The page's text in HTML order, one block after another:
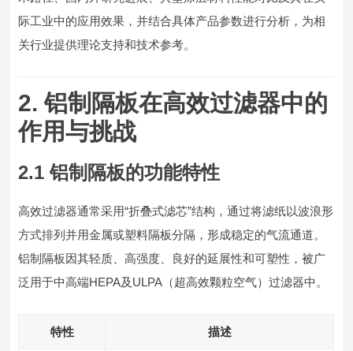
际工业中的应用效果，并结合具体产品参数进行分析，为相
关行业提供理论支持和技术参考。
2. 铝制隔板在高效过滤器中的
作用与挑战
2.1 铝制隔板的功能特性
高效过滤器通常采用“折叠式滤芯”结构，通过将滤纸以波浪形
方式排列并用金属或塑料隔板分隔，形成稳定的气流通道。
铝制隔板因其轻质、高强度、良好的延展性和可塑性，被广
泛用于中高端HEPA及ULPA（超高效颗粒空气）过滤器中。
特性 描述